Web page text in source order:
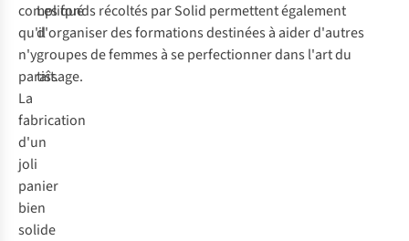
compliqué
qu'il
n'y
paraît.
La
fabrication
d'un
joli
panier
bien
solide
Les fonds récoltés par Solid permettent également
d'organiser des formations destinées à aider d'autres
groupes de femmes à se perfectionner dans l'art du
tissage.